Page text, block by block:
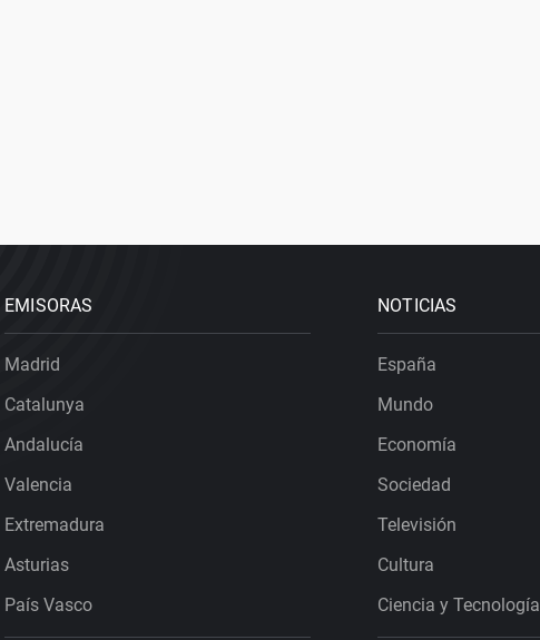
EMISORAS
Madrid
Catalunya
Andalucía
Valencia
Extremadura
Asturias
País Vasco
NOTICIAS
España
Mundo
Economía
Sociedad
Televisión
Cultura
Ciencia y Tecnología